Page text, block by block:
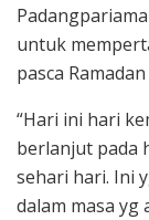
untuk
pasca
“Hari ini hari
berlanjut pada
sehari hari. Ini
dalam masa yg